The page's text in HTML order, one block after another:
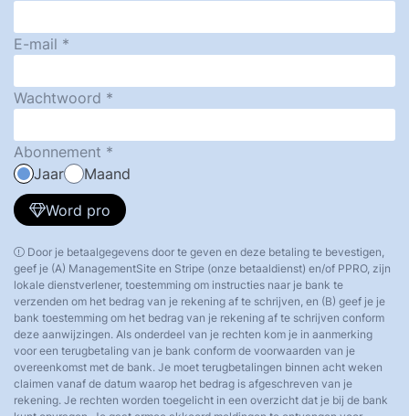
E-mail
Wachtwoord
Abonnement
Jaar
Maand
Word pro
Door je betaalgegevens door te geven en deze betaling te bevestigen,
geef je (A) ManagementSite en Stripe (onze betaaldienst) en/of PPRO, zijn
lokale dienstverlener, toestemming om instructies naar je bank te
verzenden om het bedrag van je rekening af te schrijven, en (B) geef je je
bank toestemming om het bedrag van je rekening af te schrijven conform
deze aanwijzingen. Als onderdeel van je rechten kom je in aanmerking
voor een terugbetaling van je bank conform de voorwaarden van je
overeenkomst met de bank. Je moet terugbetalingen binnen acht weken
claimen vanaf de datum waarop het bedrag is afgeschreven van je
rekening. Je rechten worden toegelicht in een overzicht dat je bij de bank